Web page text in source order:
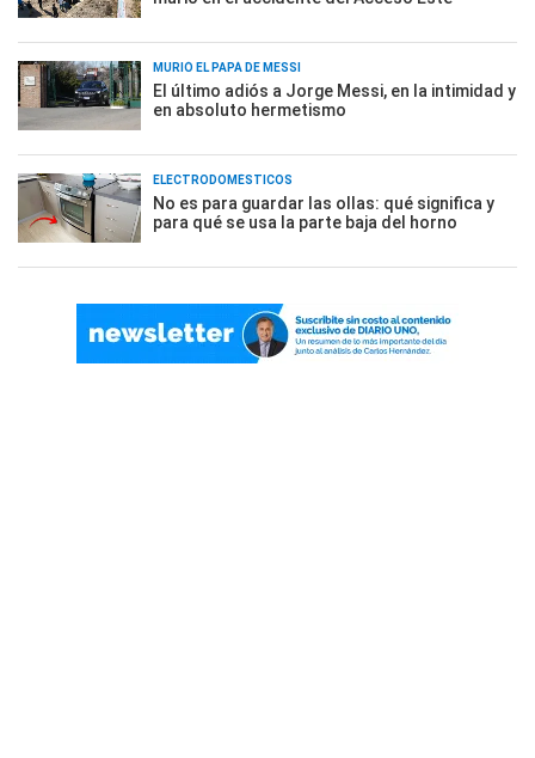
MURIÓ EL PAPÁ DE MESSI
El último adiós a Jorge Messi, en la intimidad y
en absoluto hermetismo
ELECTRODOMÉSTICOS
No es para guardar las ollas: qué significa y
para qué se usa la parte baja del horno